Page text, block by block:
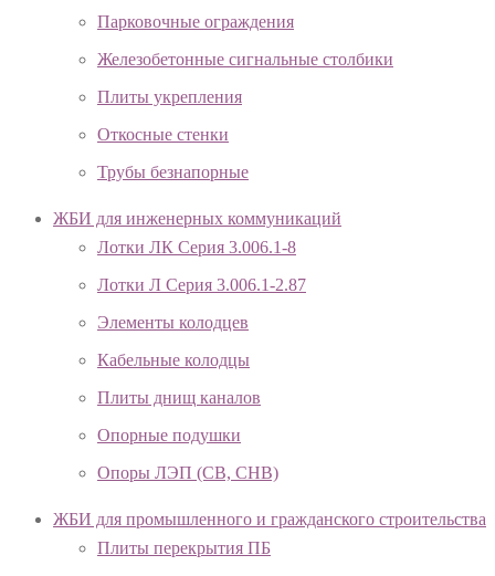
Парковочные ограждения
Железобетонные сигнальные столбики
Плиты укрепления
Откосные стенки
Трубы безнапорные
ЖБИ для инженерных коммуникаций
Лотки ЛК Серия 3.006.1-8
Лотки Л Серия 3.006.1-2.87
Элементы колодцев
Кабельные колодцы
Плиты днищ каналов
Опорные подушки
Опоры ЛЭП (СВ, СНВ)
ЖБИ для промышленного и гражданского строительства
Плиты перекрытия ПБ